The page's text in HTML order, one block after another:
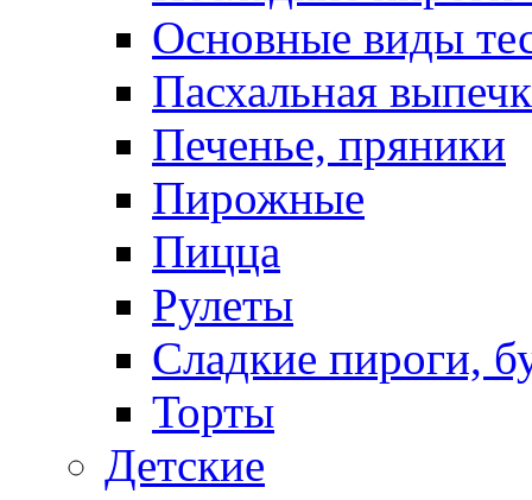
Основные виды
Пасхальная
Печенье, пряники
Пирожные
Пицца
Рулеты
Сладкие пироги,
Торты
Детские